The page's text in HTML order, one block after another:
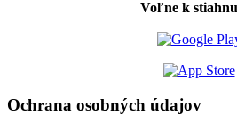
Voľne k
Ochrana osobných údajov